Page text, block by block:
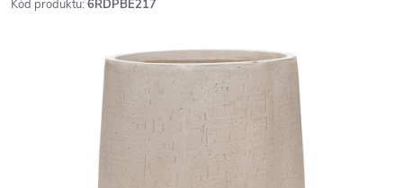
Kód produktu: 6RDPBE217